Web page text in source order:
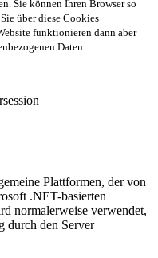
Sie können Ihren Browser so
über diese Cookies
funktionieren dann aber
Daten.
Plattformen, der von
.NET-basierten
normalerweise verwendet,
durch den Server